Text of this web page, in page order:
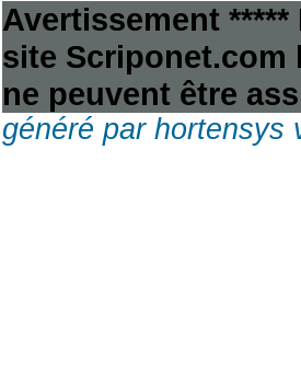
Avertissement
site
ne peuvent être
généré par hortensys